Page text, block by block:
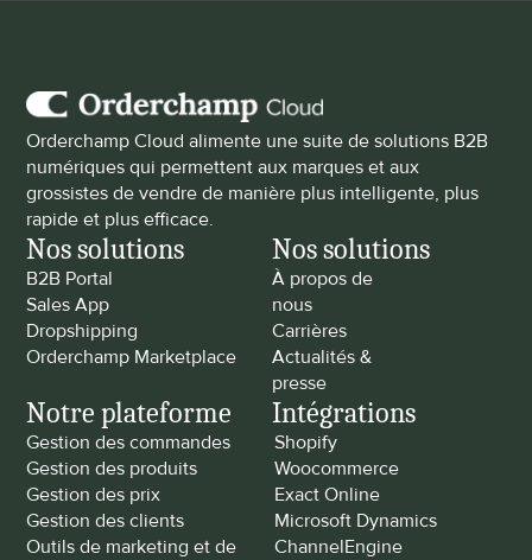
Orderchamp Cloud alimente une suite de solutions B2B
numériques qui permettent aux marques et aux
grossistes de vendre de manière plus intelligente, plus
rapide et plus efficace.
Nos solutions
B2B Portal
Sales App
Dropshipping
Orderchamp Marketplace
Nos solutions
À propos de
nous
Carrières
Actualités &
presse
Notre plateforme
Gestion des commandes
Gestion des produits
Gestion des prix
Gestion des clients
Outils de marketing et de
Intégrations
Shopify
Woocommerce
Exact Online
Microsoft Dynamics
ChannelEngine